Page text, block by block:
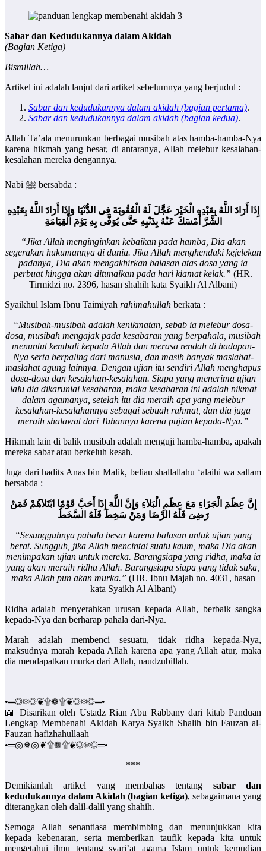
Sabar dan Kedudukannya dalam Akidah
(Bagian Ketiga)
Bismillah…
Artikel ini adalah lanjut dari artikel sebelumnya yang berjudul :
Sabar dan kedudukannya dalam akidah (bagian pertama).
Sabar dan kedudukannya dalam akidah (bagian kedua).
Allah Ta’ala menurunkan berbagai musibah atas hamba-hamba-Nya
karena hikmah yang besar, di antaranya, Allah melebur kesalahan-
kesalahan mereka dengannya.
Nabi ﷺ bersabda :
إِذَا أَرَادَ اللَّهُ بِعَبْدِهِ الْخَيْرَ عَجَّلَ لَهُ الْعُقُوبَةَ فِى الدُّنْيَا وَإِذَا أَرَادَ اللَّهُ بِعَبْدِهِ
الشَّرَّ أَمْسَكَ عَنْهُ بِذَنْبِهِ حَتَّى يُوَفَّى بِهِ يَوْمَ الْقِيَامَةِ
“Jika Allah menginginkan kebaikan pada hamba, Dia akan
segerakan hukumannya di dunia. Jika Allah menghendaki kejelekan
padanya, Dia akan mengakhirkan balasan atas dosa yang ia
perbuat hingga akan ditunaikan pada hari kiamat kelak.” (HR.
Tirmidzi no. 2396, hasan shahih kata Syaikh Al Albani)
Syaikhul Islam Ibnu Taimiyah rahimahullah berkata :
“Musibah-musibah adalah kenikmatan, sebab ia melebur dosa-
dosa, musibah mengajak pada kesabaran yang berpahala, musibah
menuntut kembali kepada Allah dan merasa rendah di hadapan-
Nya serta berpaling dari manusia, dan masih banyak maslahat-
maslahat agung lainnya. Dengan ujian itu sendiri Allah menghapus
dosa-dosa dan kesalahan-kesalahan. Siapa yang menerima ujian
lalu dia dikaruniai kesabaran, maka kesabaran ini adalah nikmat
dalam agamanya, setelah itu dia meraih apa yang melebur
kesalahan-kesalahannya sebagai sebuah rahmat, dan dia juga
meraih shalawat dari Tuhannya karena pujian kepada-Nya.”
Hikmah lain di balik musibah adalah menguji hamba-hamba, apakah
mereka sabar atau berkeluh kesah.
Juga dari hadits Anas bin Malik, beliau shallallahu ‘alaihi wa sallam
bersabda :
إِنَّ عِظَمَ الْجَزَاءِ مَعَ عِظَمِ الْبَلاَءِ وَإِنَّ اللَّهَ إِذَا أَحَبَّ قَوْمًا ابْتَلاَهُمْ فَمَنْ
رَضِىَ فَلَهُ الرِّضَا وَمَنْ سَخِطَ فَلَهُ السَّخَطُ
“Sesungguhnya pahala besar karena balasan untuk ujian yang
berat. Sungguh, jika Allah mencintai suatu kaum, maka Dia akan
menimpakan ujian untuk mereka. Barangsiapa yang ridha, maka ia
yang akan meraih ridha Allah. Barangsiapa siapa yang tidak suka,
maka Allah pun akan murka.” (HR. Ibnu Majah no. 4031, hasan
kata Syaikh Al Albani)
Ridha adalah menyerahkan urusan kepada Allah, berbaik sangka
kepada-Nya dan berharap pahala dari-Nya.
Marah adalah membenci sesuatu, tidak ridha kepada-Nya,
maksudnya marah kepada Allah karena apa yang Allah atur, maka
dia mendapatkan murka dari Allah, naudzubillah.
•═◎❅◎❦۩❁۩❦◎❅◎═•
📖 Disarikan oleh Ustadz Rian Abu Rabbany dari kitab Panduan
Lengkap Membenahi Akidah Karya Syaikh Shalih bin Fauzan al-
Fauzan hafizhahullaah
•═◎❅◎❦۩❁۩❦◎❅◎═•
***
Demikianlah artikel yang membahas tentang sabar dan
kedudukannya dalam Akidah (bagian ketiga), sebagaimana yang
diterangkan oleh dalil-dalil yang shahih.
Semoga Allah senantiasa membimbing dan menunjukkan kita
kepada kebenaran, serta memberikan taufik kepada kita untuk
mengetahui ilmu tentang syari’at agama Islam untuk kemudian